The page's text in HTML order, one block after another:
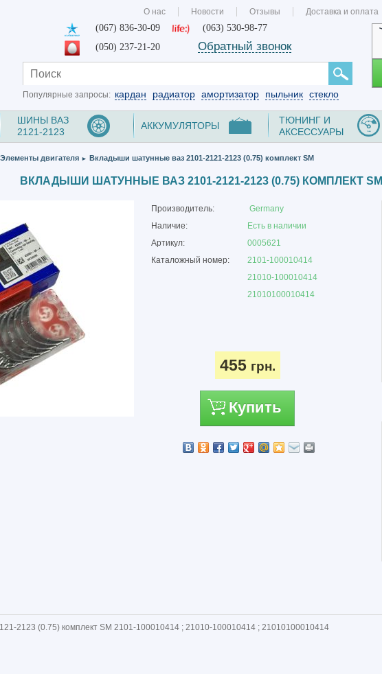
О нас Новости Отзывы Доставка и оплата
(067) 836-30-09
(063) 530-98-77
(050) 237-21-20
Обратный звонок
Популярные запросы: кардан радиатор амортизатор пыльник стекло
ШИНЫ ВАЗ
2121-2123
АККУМУЛЯТОРЫ
ТЮНИНГ И
АКСЕССУАРЫ
Элементы двигателя ► Вкладыши шатунные ваз 2101-2121-2123 (0.75) комплект SM
ВКЛАДЫШИ ШАТУННЫЕ ВАЗ 2101-2121-2123 (0.75) КОМПЛЕКТ SM
Производитель:
Germany
Наличие:
Есть в наличии
Артикул:
0005621
Каталожный номер:
2101-100010414
21010-100010414
21010100010414
455 грн.
Купить
2123 (0.75) комплект SM 2101-100010414 ; 21010-100010414 ; 21010100010414